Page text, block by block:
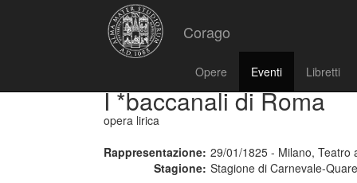
Corago
Opere Eventi Libretti
I *baccanali di Roma
opera lirica
Rappresentazione: 29/01/1825 - Milano, Teatro
Stagione: Stagione di Carnevale-